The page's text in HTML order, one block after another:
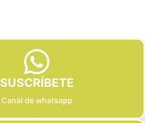
SUSCRÍBETE
Canal de whatsapp